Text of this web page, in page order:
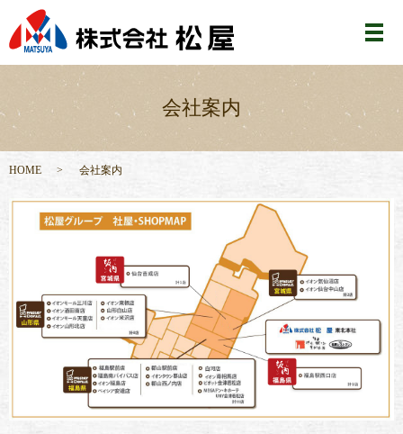
メ
会社案内
HOME 会社案内